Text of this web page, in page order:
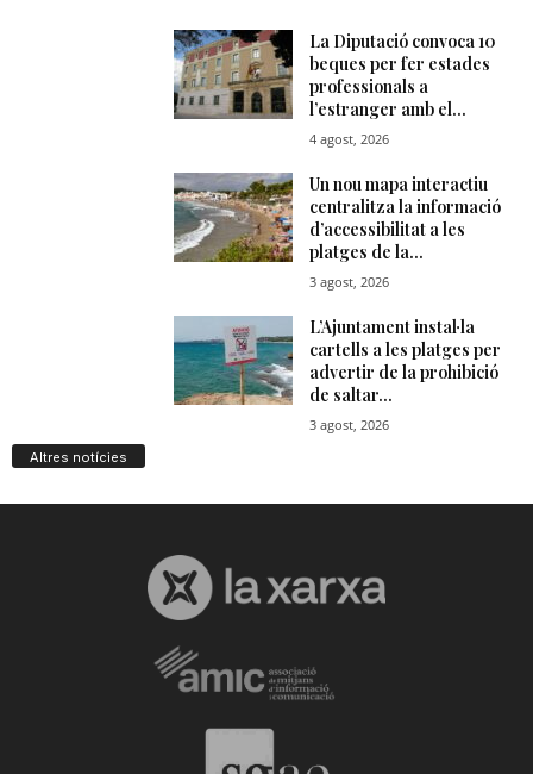
Altres notícies